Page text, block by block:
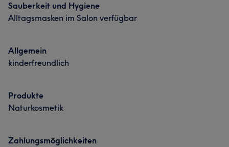
Sauberkeit und Hygiene
Alltagsmasken im Salon verfügbar
Allgemein
kinderfreundlich
Produkte
Naturkosmetik
Zahlungsmöglichkeiten